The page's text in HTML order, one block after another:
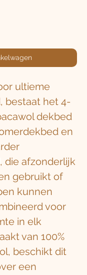
ultieme
bestaat het 4-
dekbed
en
die afzonderlijk
gebruikt of
kunnen
voor
in elk
van 100%
beschikt dit
een